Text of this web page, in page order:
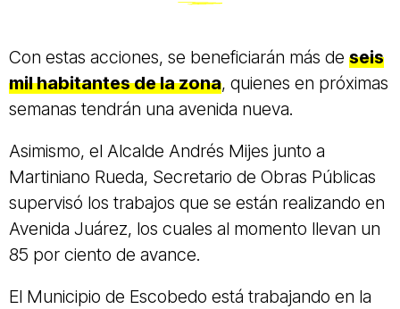
Con estas acciones, se beneficiarán más de seis
mil habitantes de la zona, quienes en próximas
semanas tendrán una avenida nueva.
Asimismo, el Alcalde Andrés Mijes junto a
Martiniano Rueda, Secretario de Obras Públicas
supervisó los trabajos que se están realizando en
Avenida Juárez, los cuales al momento llevan un
85 por ciento de avance.
El Municipio de Escobedo está trabajando en la